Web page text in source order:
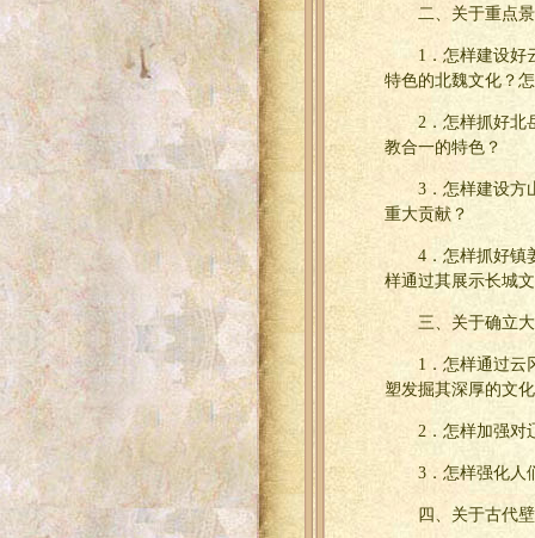
二、关于重点
1．怎样建设好
特色的北魏文化？
2．怎样抓好北
教合一的特色？
3．怎样建设方
重大贡献？
4．怎样抓好镇
样通过其展示长城
三、关于确立
1．怎样通过云
塑发掘其深厚的文
2．怎样加强对
3．怎样强化人
四、关于古代